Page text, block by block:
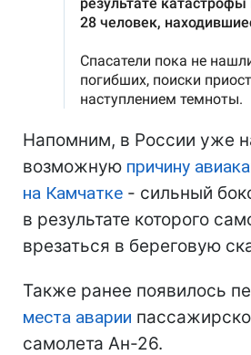
Напомним, в России уже
возможную причину
на Камчатке - сильный
в результате которого
врезаться в береговую
Также ранее появилось
места аварии
самолета Ан-26.